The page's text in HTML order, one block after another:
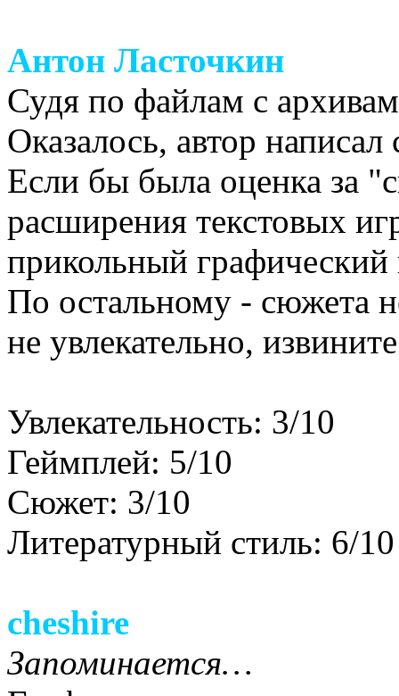
Антон Ласточкин
Судя по файлам с
Оказалось, автор
Если бы была оценка за
расширения текстовых
прикольный
По остальному - сюжета
не увлекательно,
Увлекательность: 3/10
Геймплей: 5/10
Сюжет: 3/10
Литературный стиль: 6/10
cheshire
Запоминается…